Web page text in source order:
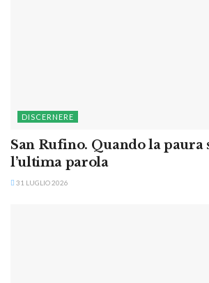
DISCERNERE
San Rufino. Quando la paura
l’ultima parola
31 LUGLIO 2026